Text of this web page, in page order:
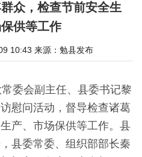
众，检查节前安全生
供等工作
10:43 来源： 勉县发布
委会副主任、县委书记黎
慰问活动，督导检查诸葛
产、市场保供等工作。县
县委常委、组织部部长秦